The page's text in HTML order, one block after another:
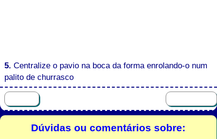
5. Centralize o pavio na boca da forma enrolando-o num
palito de churrasco
Dúvidas ou comentários sobre: